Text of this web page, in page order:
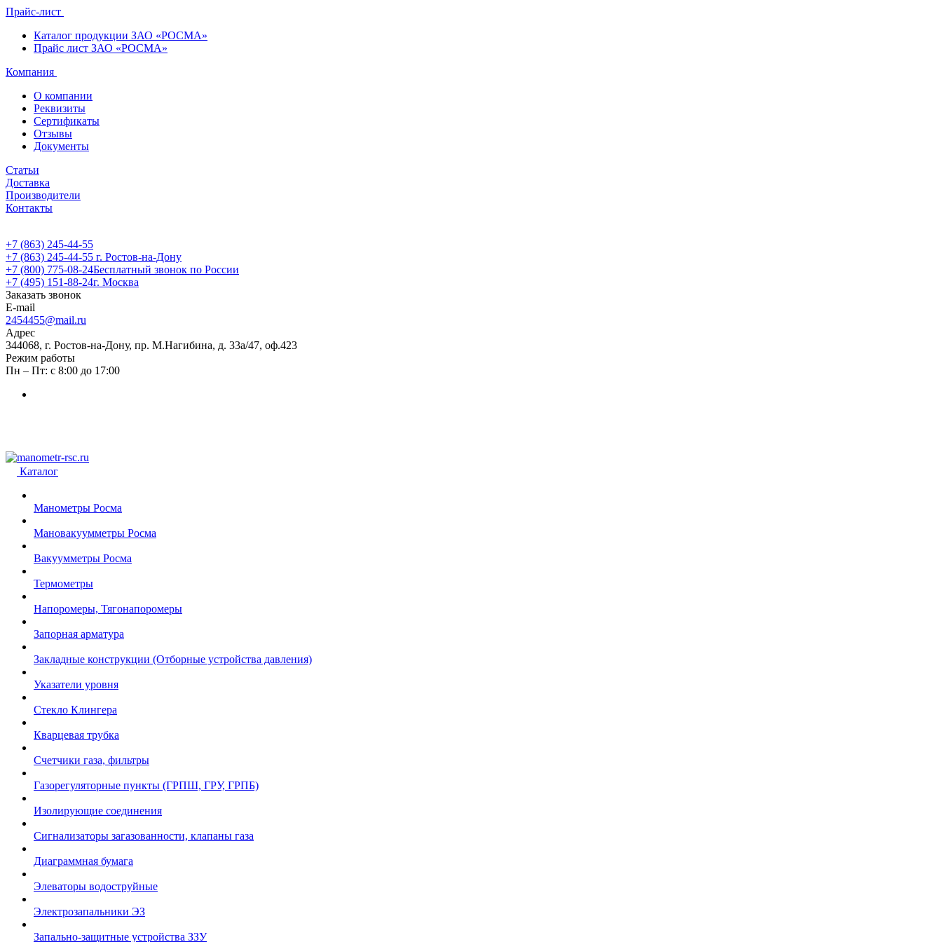
Прайс-лист
Каталог продукции ЗАО «РОСМА»
Прайс лист ЗАО «РОСМА»
Компания
О компании
Реквизиты
Сертификаты
Отзывы
Документы
Статьи
Доставка
Производители
Контакты
+7 (863) 245-44-55
+7 (863) 245-44-55 г. Ростов-на-Дону
+7 (800) 775-08-24Бесплатный звонок по России
+7 (495) 151-88-24г. Москва
Заказать звонок
E-mail
2454455@mail.ru
Адрес
344068, г. Ростов-на-Дону, пр. М.Нагибина, д. 33а/47, оф.423
Режим работы
Пн – Пт: с 8:00 до 17:00
Каталог
Манометры Росма
Мановакуумметры Росма
Вакуумметры Росма
Термометры
Напоромеры, Тягонапоромеры
Запорная арматура
Закладные конструкции (Отборные устройства давления)
Указатели уровня
Стекло Клингера
Кварцевая трубка
Счетчики газа, фильтры
Газорегуляторные пункты (ГРПШ, ГРУ, ГРПБ)
Изолирующие соединения
Сигнализаторы загазованности, клапаны газа
Диаграммная бумага
Элеваторы водоструйные
Электрозапальники ЭЗ
Запально-защитные устройства ЗЗУ